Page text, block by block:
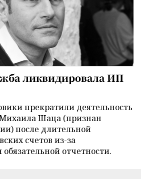
ликвидировала ИП
прекратили деятельность
Шаца (признан
после длительной
счетов из-за
отчетности.